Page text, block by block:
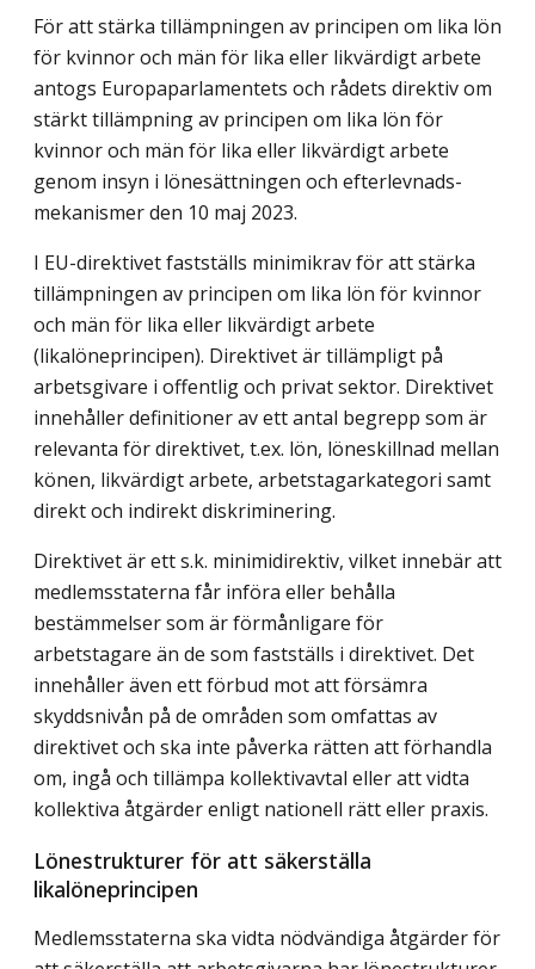
För att stärka tillämpningen av principen om lika lön
för kvinnor och män för lika eller likvärdigt arbete
antogs Europaparlamentets och rådets direktiv om
stärkt tillämpning av principen om lika lön för
kvinnor och män för lika eller likvärdigt arbete
genom insyn i lönesättningen och efterlevnads-
mekanismer den 10 maj 2023.
I EU-direktivet fastställs minimikrav för att stärka
tillämpningen av principen om lika lön för kvinnor
och män för lika eller likvärdigt arbete
(likalöneprincipen). Direktivet är tillämpligt på
arbetsgivare i offentlig och privat sektor. Direktivet
innehåller definitioner av ett antal begrepp som är
relevanta för direktivet, t.ex. lön, löneskillnad mellan
könen, likvärdigt arbete, arbetstagarkategori samt
direkt och indirekt diskriminering.
Direktivet är ett s.k. minimidirektiv, vilket innebär att
medlemsstaterna får införa eller behålla
bestämmelser som är förmånligare för
arbetstagare än de som fastställs i direktivet. Det
innehåller även ett förbud mot att försämra
skyddsnivån på de områden som omfattas av
direktivet och ska inte påverka rätten att förhandla
om, ingå och tillämpa kollektivavtal eller att vidta
kollektiva åtgärder enligt nationell rätt eller praxis.
Lönestrukturer för att säkerställa
likalöneprincipen
Medlemsstaterna ska vidta nödvändiga åtgärder för